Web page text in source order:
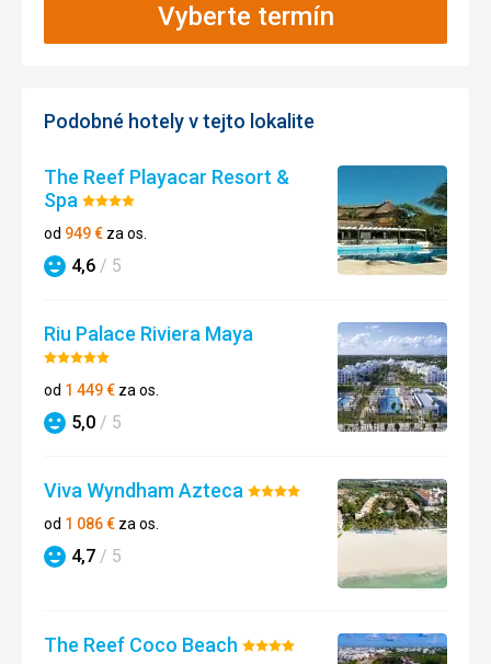
Vyberte termín
Podobné hotely v tejto lokalite
The Reef Playacar Resort &
Spa Hodnotenie:
4/5
od 949€ za os.
Hodnotenie
4,6 / 5
Riu Palace Riviera Maya
Hodnotenie:
5/5
od 1 449€ za os.
Hodnotenie
5,0 / 5
Viva Wyndham Azteca Hodnotenie:
od 1 086€ za os.
Hodnotenie
4,7 / 5
The Reef Coco Beach Hodnotenie: